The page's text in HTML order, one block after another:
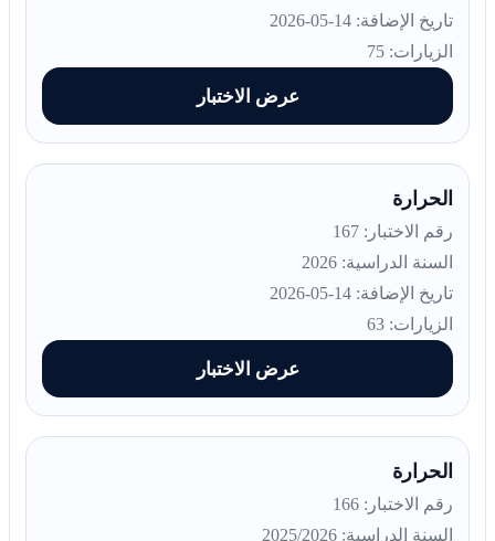
تاريخ الإضافة: 14-05-2026
الزيارات: 75
عرض الاختبار
الحرارة
رقم الاختبار: 167
السنة الدراسية: 2026
تاريخ الإضافة: 14-05-2026
الزيارات: 63
عرض الاختبار
الحرارة
رقم الاختبار: 166
السنة الدراسية: 2025/2026